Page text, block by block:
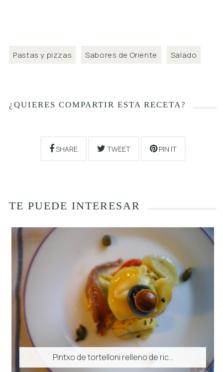
Pastas y pizzas Sabores de Oriente Salado
¿QUIERES COMPARTIR ESTA RECETA?
SHARE TWEET PIN IT
TE PUEDE INTERESAR
Pintxo de tortelloni relleno de ric...